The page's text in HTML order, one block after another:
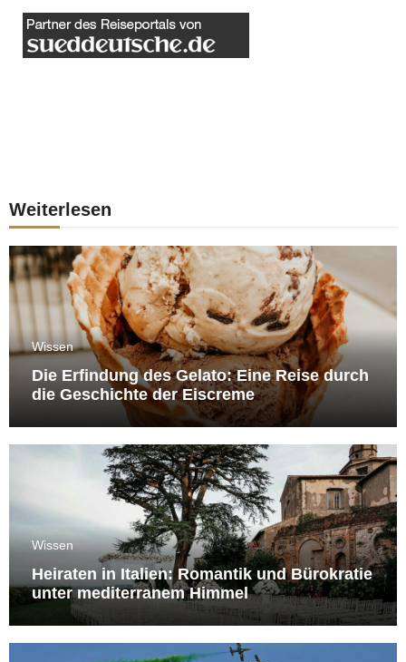
Weiterlesen
Wissen
Die Erfindung des Gelato: Eine Reise durch
die Geschichte der Eiscreme
Wissen
Heiraten in Italien: Romantik und Bürokratie
unter mediterranem Himmel